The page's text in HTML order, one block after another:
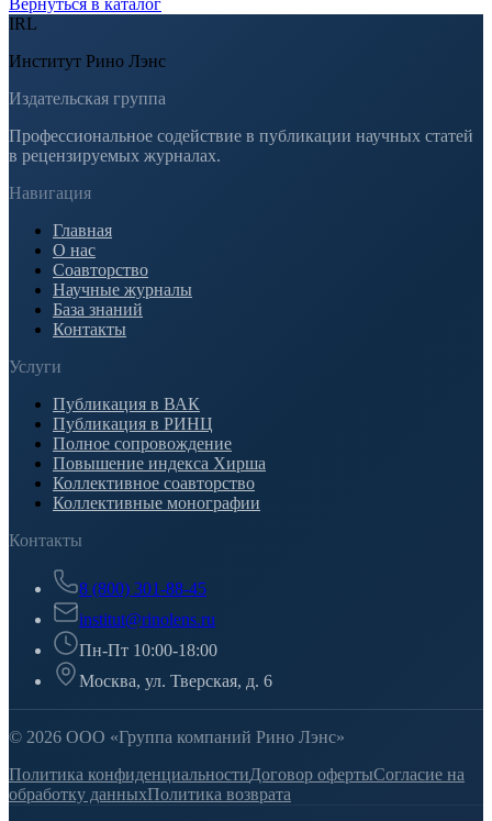
IRL
Институт Рино Лэнс
Издательская группа
Профессиональное содействие в публикации научных статей
в рецензируемых журналах.
Навигация
Главная
О нас
Соавторство
Научные журналы
База знаний
Контакты
Услуги
Публикация в ВАК
Публикация в РИНЦ
Полное сопровождение
Повышение индекса Хирша
Коллективное соавторство
Коллективные монографии
Контакты
8 (800) 301-88-45
institut@rinolens.ru
Пн-Пт 10:00-18:00
Москва, ул. Тверская, д. 6
© 2026 ООО «Группа компаний Рино Лэнс»
Политика конфиденциальностиДоговор офертыСогласие на
обработку данныхПолитика возврата